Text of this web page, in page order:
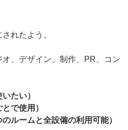
れたよう。
オ、デザイン、制作、PR、コン
たい）
で使用）
ルームと全設備の利用可能）